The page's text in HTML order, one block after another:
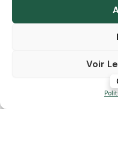
Voir
Politique